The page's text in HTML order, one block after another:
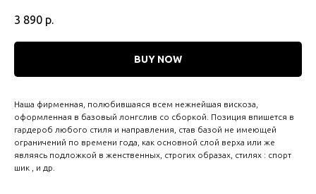
3 890 р.
BUY NOW
Наша фирменная, полюбившаяся всем нежнейшая вискоза,
оформленная в базовый лонгслив со сборкой. Позиция впишется в
гардероб любого стиля и направления, став базой не имеющей
ограничений по времени года, как основной слой верха или же
являясь подложкой в женственных, строгих образах, стилях : спорт
шик , и др.